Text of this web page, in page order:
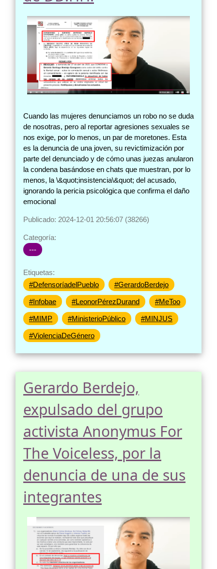
Cuando las mujeres denunciamos un robo no se duda
de nosotras, pero al reportar agresiones sexuales se
nos exige, por lo menos, un par de moretones. Esta
es la denuncia de una joven, su revictimización por
parte del denunciado y de cómo unas juezas anularon
la condena basándose en chats que muestran, por lo
menos, la \&quot;insistencia\&quot; del acusado,
ignorando la pericia psicológica que confirma el daño
emocional
Publicado: 2024-12-01 20:56:07 (38266)
Categoría:
---
Etiquetas:
#DefensoríadelPueblo
#GerardoBerdejo
#Infobae #LeonorPérezDurand #MeToo
#MIMP #MinisterioPúblico #MINJUS
#ViolenciaDeGénero
Gerardo Berdejo,
expulsado del grupo
activista Anonymus For
The Voiceless, por la
denuncia de una de sus
integrantes